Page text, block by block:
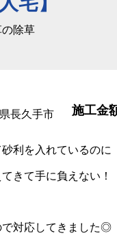
除草
長久手市 施工金
利を入れているのに
きて手に負えない！
で対応してきました◎